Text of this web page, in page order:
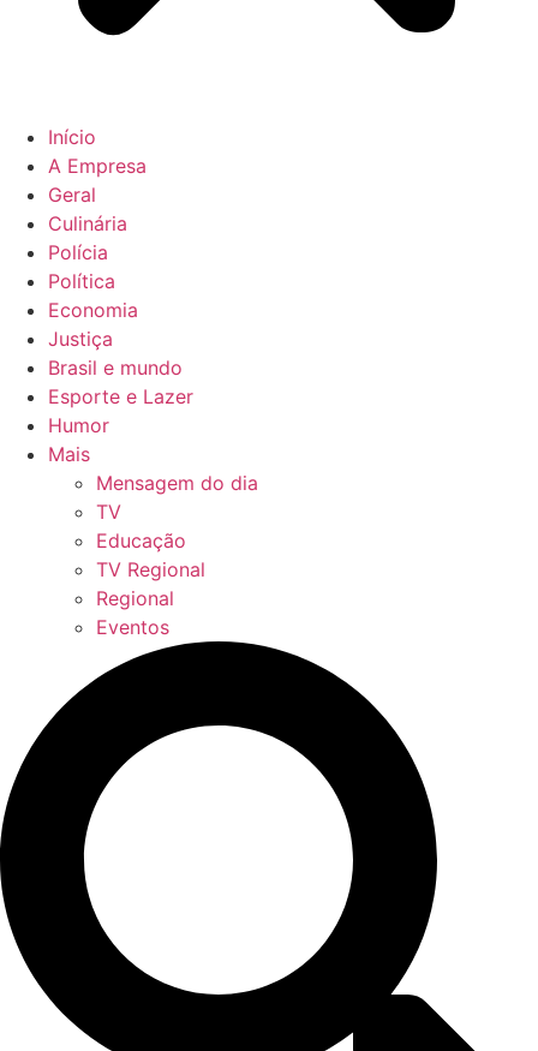
Início
A Empresa
Geral
Culinária
Polícia
Política
Economia
Justiça
Brasil e mundo
Esporte e Lazer
Humor
Mais
Mensagem do dia
TV
Educação
TV Regional
Regional
Eventos